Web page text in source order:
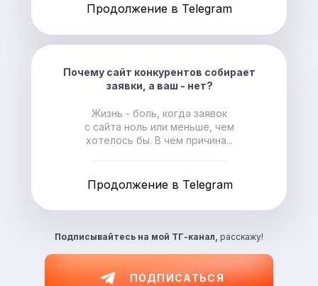
Подписывайтесь на мой ТГ-канал, расскажу!
ПОДПИСАТЬСЯ
Продолжение в Telegram
Почему сайт конкурентов собирает
заявки, а ваш - нет?
Жизнь - боль, когда заявок
с сайта ноль или меньше, чем
хотелось бы. В чем причина...
Продолжение в Telegram